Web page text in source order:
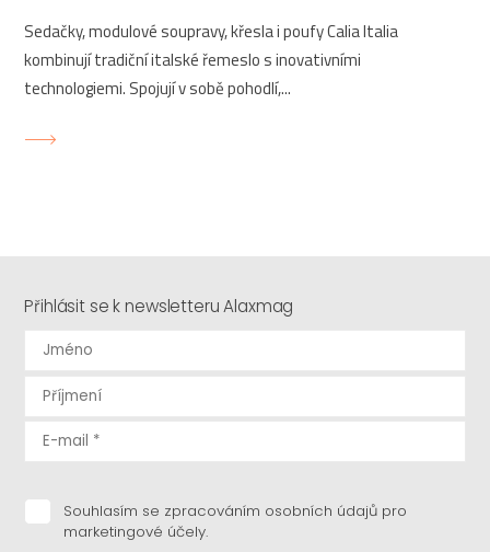
Sedačky, modulové soupravy, křesla i poufy Calia Italia
kombinují tradiční italské řemeslo s inovativními
technologiemi. Spojují v sobě pohodlí,...
Přihlásit se k newsletteru Alaxmag
Souhlasím se zpracováním osobních údajů pro
marketingové účely.